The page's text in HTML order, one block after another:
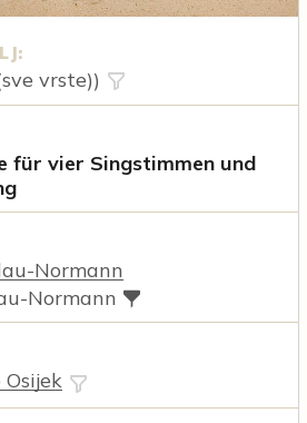
vrste))
für vier Singstimmen und
Normann
Normann